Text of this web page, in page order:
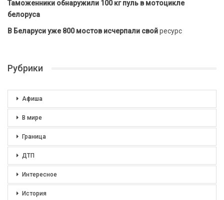
Таможенники обнаружили 100 кг пуль в мотоцикле
белоруса
В Беларуси уже 800 мостов исчерпали свойресурс
Рубрики
Афиша
В мире
Граница
ДТП
Интересное
История